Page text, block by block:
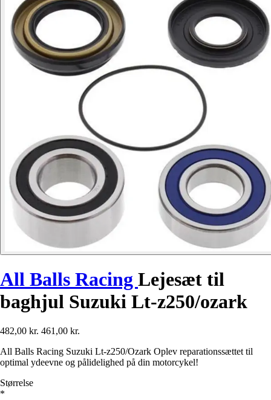
All Balls Racing Lejesæt til
baghjul Suzuki Lt-z250/ozark
482,00 kr. 461,00 kr.
All Balls Racing Suzuki Lt-z250/Ozark Oplev reparationssættet til
optimal ydeevne og pålidelighed på din motorcykel!
Størrelse
*